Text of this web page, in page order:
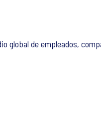
global de empleados,